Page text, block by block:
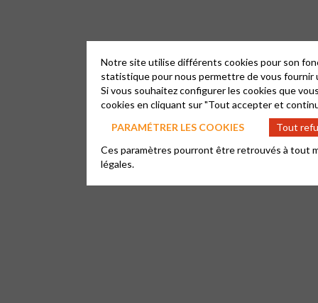
Notre site utilise différents cookies pour son
statistique pour nous permettre de vous fournir
Si vous souhaitez configurer les cookies que
cookies en cliquant sur "Tout accepter et
PARAMÉTRER LES COOKIES
Tout
Ces paramètres pourront être retrouvés à tout
légales.